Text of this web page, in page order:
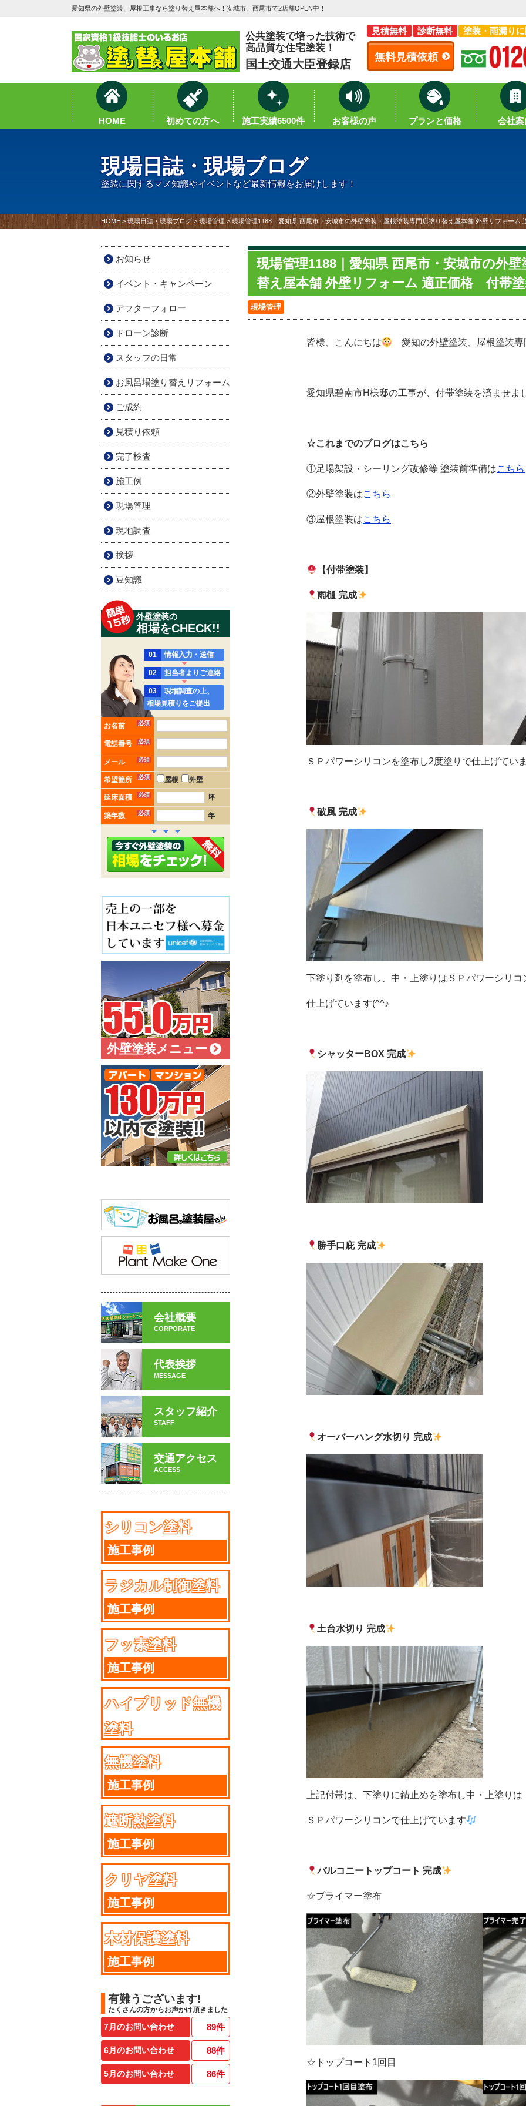
愛知県の外壁塗装、屋根工事なら塗り替え屋本舗へ！安城市、西尾市で2店舗OPEN中！
公共塗装で培った技術で
高品質な住宅塗装！
国土交通大臣登録店
見積無料 診断無料 塗装・雨漏り
無料見積依頼
HOME 初めての方へ 施工実績6500件 お客様の声 プランと価格 会社
現場日誌・現場ブログ
塗装に関するマメ知識やイベントなど最新情報をお届けします！
HOME> 現場日誌・現場ブログ > 現場管理 >現場管理1188｜愛知県 西尾市・安城市の外壁塗装・屋根塗装専門店塗り替え屋本舗 外壁リフォー
現場管理1188｜愛知県 西尾市・安城市の外
替え屋本舗 外壁リフォーム 適正価格 付帯
現場管理
皆様、こんにちは 愛知の外壁塗装、屋根塗装専
愛知県碧南市H様邸の工事が、付帯塗装を済ませま
☆これまでのブログはこちら
①足場架設・シーリング改修等 塗装前準備はこちら
②外壁塗装はこちら
③屋根塗装はこちら
【付帯塗装】
雨樋 完成
ＳＰパワーシリコンを塗布し2度塗りで仕上げてい
破風 完成
下塗り剤を塗布し、中・上塗りはＳＰパワーシリコ
仕上げています(^^♪
シャッターBOX 完成
勝手口庇 完成
オーバーハング水切り 完成
土台水切り 完成
上記付帯は、下塗りに錆止めを塗布し中・上塗りは
ＳＰパワーシリコンで仕上げています
バルコニートップコート 完成
☆プライマー塗布
☆トップコート1回目
お知らせ
イベント・キャンペーン
アフターフォロー
ドローン診断
スタッフの日常
お風呂場塗り替えリフォーム
ご成約
見積り依頼
完了検査
施工例
現場管理
現地調査
挨拶
豆知識
外壁塗装の
相場をCHECK!!
01 情報入力・送信
02 担当者よりご連絡
03
現場調査の上、
相場見積りをご提出
お名前 必須
電話番号 必須
メール 必須
希望箇所 必須 屋根 外壁
延床面積 必須 坪
築年数 必須 年
外壁塗装メニュー
会社概要
CORPORATE
代表挨拶
MESSAGE
スタッフ紹介
STAFF
交通アクセス
ACCESS
シリコン塗料
施工事例
ラジカル制御塗料
施工事例
フッ素塗料
施工事例
ハイブリッド無機
塗料
施工事例
無機塗料
施工事例
遮断熱塗料
施工事例
クリヤ塗料
施工事例
木材保護塗料
施工事例
有難うございます!
たくさんの方からお声かけ頂きました
7月のお問い合わせ 89件
6月のお問い合わせ 88件
5月のお問い合わせ 86件